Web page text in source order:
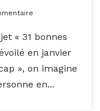
« 31 bonnes
en janvier
», on imagine
en...